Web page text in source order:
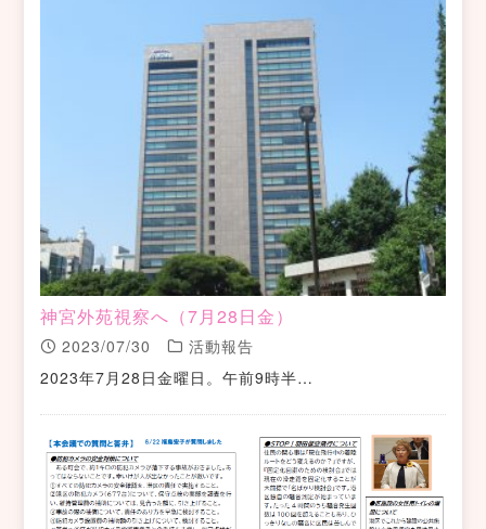
神宮外苑視察へ（7月28日金）
2023/07/30
活動報告
2023年7月28日金曜日。午前9時半…